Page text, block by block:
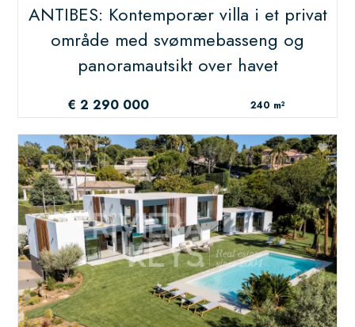
ANTIBES: Kontemporær villa i et privat
område med svømmebasseng og
panoramautsikt over havet
€ 2 290 000 240 m²